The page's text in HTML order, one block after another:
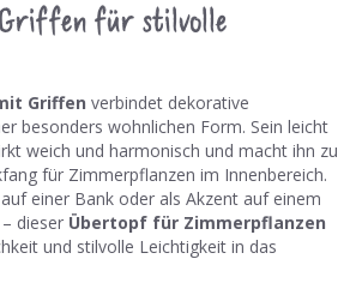
für stilvolle
Griffen verbindet dekorative
besonders wohnlichen Form. Sein leicht
weich und harmonisch und macht ihn zu
für Zimmerpflanzen im Innenbereich.
einer Bank oder als Akzent auf einem
dieser Übertopf für Zimmerpflanzen
und stilvolle Leichtigkeit in das